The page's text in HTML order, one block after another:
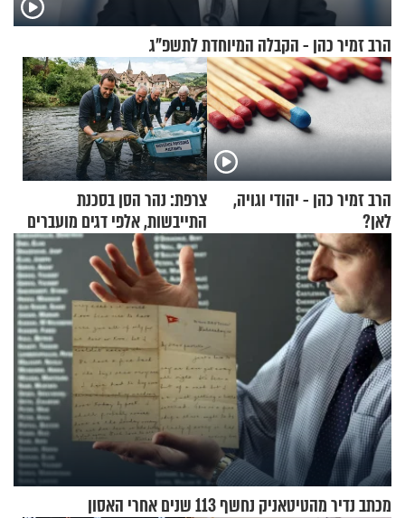
הרב זמיר כהן - הקבלה המיוחדת לתשפ"ג
הרב זמיר כהן - יהודי וגויה,
לאן?
צרפת: נהר הסן בסכנת
התייבשות, אלפי דגים מועברים
במבצעי חילוץ
מכתב נדיר מהטיטאניק נחשף 113 שנים אחרי האסון